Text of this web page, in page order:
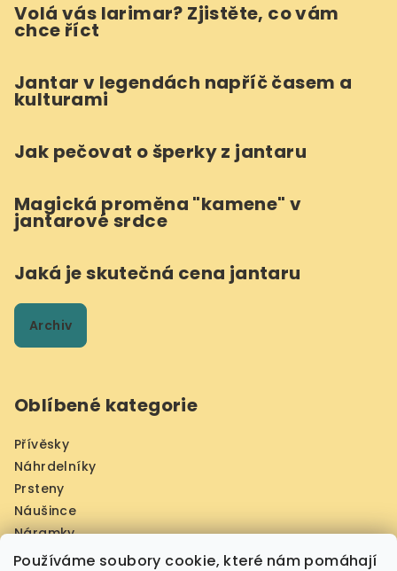
Používáme soubory cookie, které nám pomáhají
Volá vás larimar? Zjistěte, co vám
chce říct
Jantar v legendách napříč časem a
kulturami
Jak pečovat o šperky z jantaru
Magická proměna "kamene" v
jantarové srdce
Jaká je skutečná cena jantaru
Archiv
Oblíbené kategorie
Přívěsky
Náhrdelníky
Prsteny
Náušince
Náramky
Jantarové obrazy Prahy